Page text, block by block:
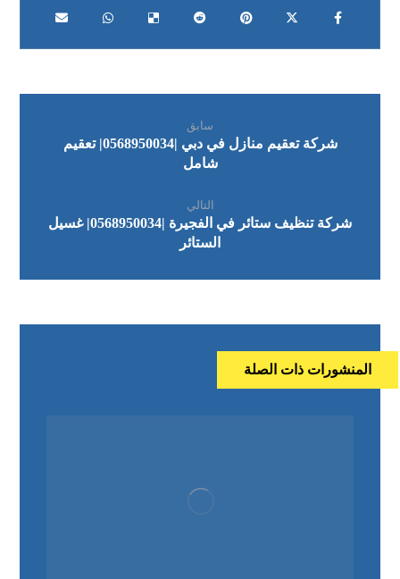
سابق
شركة تعقيم منازل في دبي |0568950034| تعقيم
شامل
التالي
شركة تنظيف ستائر في الفجيرة |0568950034| غسيل
الستائر
المنشورات ذات الصلة